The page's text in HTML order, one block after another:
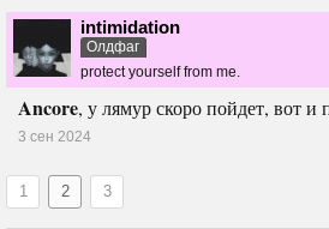
intimidation
Олдфаг
protect yourself from me.
Ancore, у лямур скоро пойдет, вот и
3 сен 2024
1 2 3